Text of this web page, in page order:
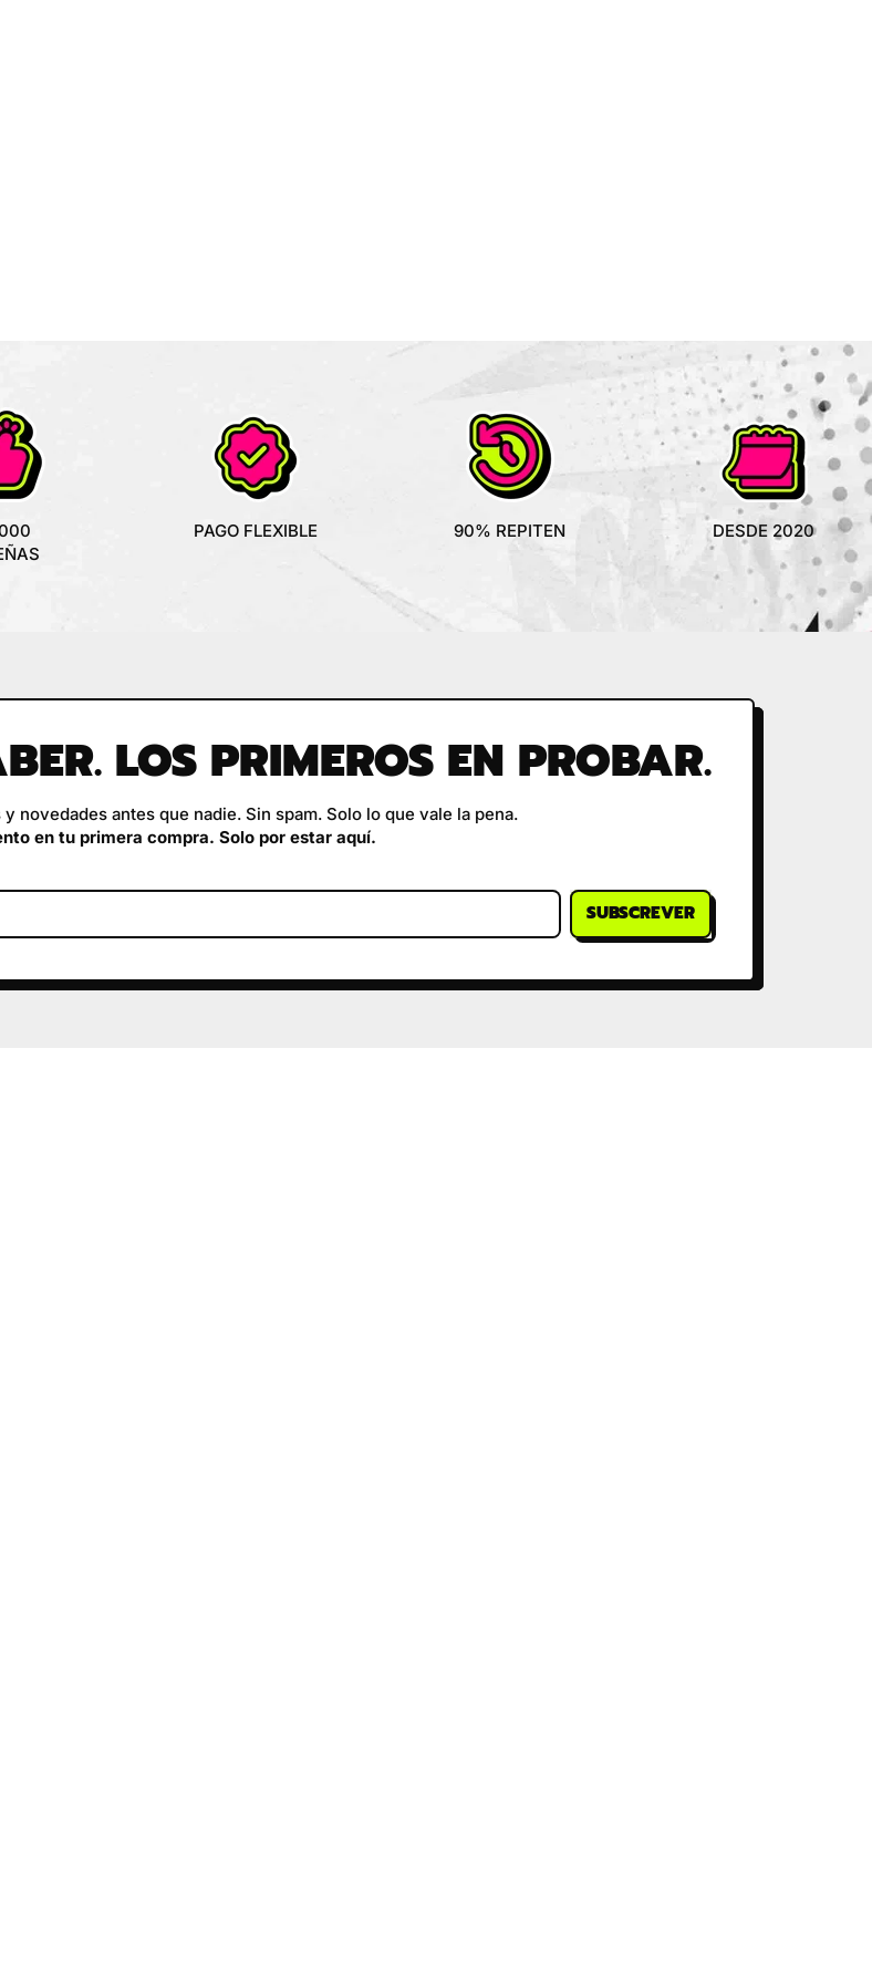
PAGO FLEXIBLE 90% REPITEN DESDE 2020
LOS PRIMEROS EN PROBAR.
novedades antes que nadie. Sin spam. Solo lo que vale la pena.
en tu primera compra. Solo por estar aquí.
SUBSCREVER